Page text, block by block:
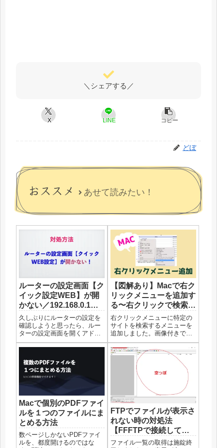
＼シェアする／
X LINE コピー
どぼ
おススメ あせて読みたい！
ルーターの設定画面【ク
イック設定WEB】が開
かない／192.168.0.1が
開かない場合の対処法
久しぶりにルーターの設定を
確認しようと思ったら、ルー
ターの設定画面を開くアドレ
スを忘れていました。調べる
と、「192.168.0.1」で良いよ
ん。ルーターの設定画面のア
ドレスを調べる方法を覚書し
ます。ルーターの設定...
【図解あり】Macで右ク
リックメニューを追加す
る〜右クリックで検索を
追加する〜
右クリックメニューに特定の
サイトを検索するメニューを
追加しました。画像付きで手
順をご紹介します。バフェッ
ト・コードで検索を右クリッ
クメニューで実現株式の情報
を調べるときに、いろんなサ
イトがありますが私が気に入
っているのは「バフェット・
Macで個別のPDFファイ
ルを１つのファイルにま
とめる方法
数ページしかないPDFファイ
ルを、都度開けるのではな
FTPでファイルが表示さ
れない時の対処法
【FFFTPで接続しても
何も表示されない場合】
ファイル一覧の取得は施錠終